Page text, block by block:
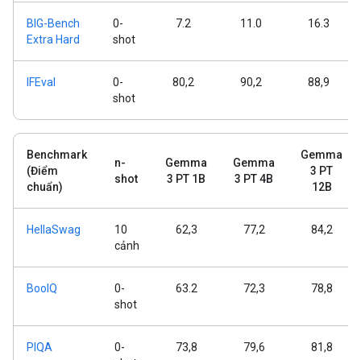
BIG-Bench
Extra Hard
0-
shot
7.2 11.0 16.3
IFEval
0-
shot
80,2 90,2 88,9
Benchmark
(Điểm
chuẩn)
n-
shot
Gemma
3 PT 1B
Gemma
3 PT 4B
Gemma
3 PT
12B
HellaSwag
10
cảnh
62,3 77,2 84,2
BoolQ
0-
shot
63.2 72,3 78,8
PIQA
0-
73,8 79,6 81,8